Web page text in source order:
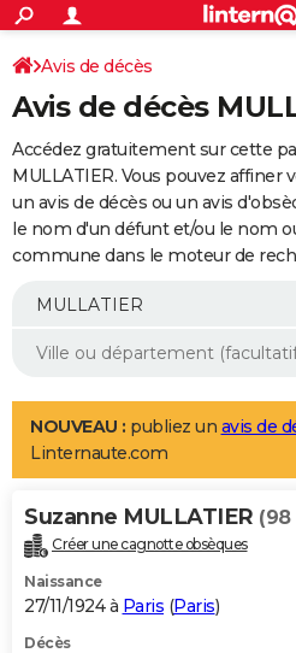
ACTUALITÉS
Politique
Société
Faits Divers
Education
Monde
Villes
+
SPORT
Coupe du monde 2026
Football
Tennis
Cyclisme
Rugby
Forum
Programme TV
TNTStreaming
Cinéma
Sorties cinéma
Musique
+
FINANCE
Impôts
Immobilier
Risques naturels par ville
Banque
Assurance
Crédit
AUTO
Essais
Réserver un essai
Citadines
Berlines
SUV
Forum auto
+
Mobiles
Meilleur smartphone
Internet
Ordinateurs
Jeux vidéo
Guide high-tech
Aménagement intérieur
LIFESTYLE
Art de vivre
Bien-être
Loisirs
Mode
Modes de vie
Alimentation
Guide de la santé
Maladies
Médicaments
Sommeil
VOYAGE
Destinations
City break
Voyage nature
Voyage de noces
Forum
Climat
+PHOTO
GUIDES D'ACHAT
Avis de décès
Avis de décès
Accédez gratuitement sur cette
MULLATIER. Vous pouvez affiner
un avis de décès ou un avis
le nom d'un défunt et/ou le nom
commune dans le moteur de
NOUVEAU : publiez un avis de
Linternaute.com
Suzanne MULLATIER (98
Créer une cagnotte obsèques
Naissance
27/11/1924 à Paris (Paris)
Décès